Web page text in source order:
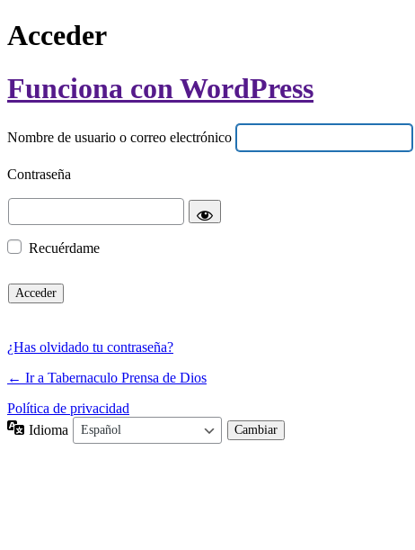
Acceder
Funciona con WordPress
Nombre de usuario o correo electrónico
Contraseña
Recuérdame
¿Has olvidado tu contraseña?
← Ir a Tabernaculo Prensa de Dios
Política de privacidad
Idioma